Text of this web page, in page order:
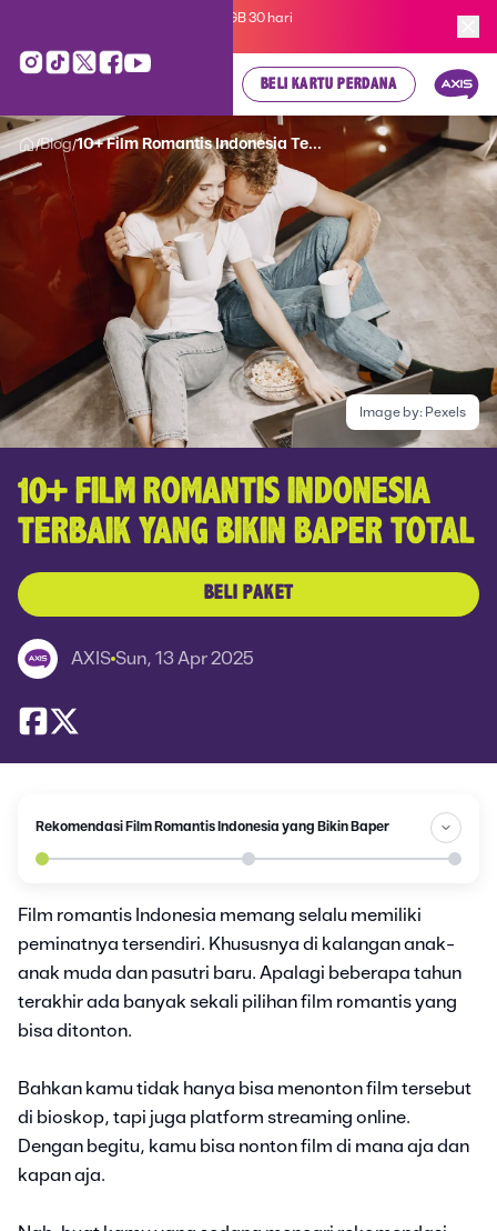
Kartu Perdana AXIS Suka-Suka 3GB 30 hari
BELI KARTU PERDANA
/Blog/10+ Film Romantis Indonesia Te...
Image by: Pexels
10+ FILM ROMANTIS INDONESIA
TERBAIK YANG BIKIN BAPER TOTAL
BELI PAKET
AXIS Sun, 13 Apr 2025
Rekomendasi Film Romantis Indonesia yang Bikin Baper
Film romantis Indonesia memang selalu memiliki
peminatnya tersendiri. Khususnya di kalangan anak-
anak muda dan pasutri baru. Apalagi beberapa tahun
terakhir ada banyak sekali pilihan film romantis yang
bisa ditonton.
Bahkan kamu tidak hanya bisa menonton film tersebut
di bioskop, tapi juga platform streaming online.
Dengan begitu, kamu bisa nonton film di mana aja dan
kapan aja.